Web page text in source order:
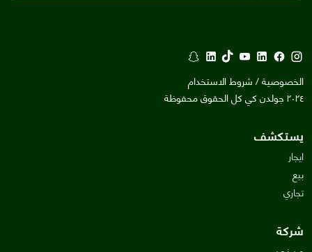
الخصوصية / شروط الاستخدام
٢٠٢٤ جولدن كي كل الحقوق محفوظة
يستكشف
ايجار
بيع
تجاري
شركة